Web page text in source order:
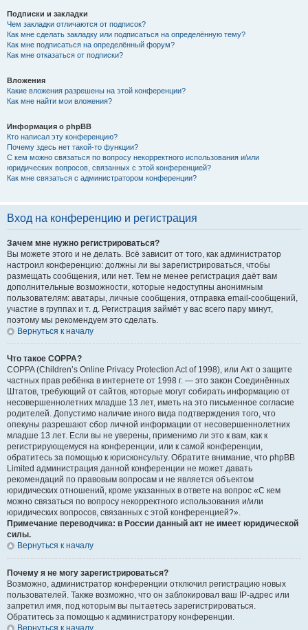
Подписки и закладки
Чем закладки отличаются от подписок?
Как мне сделать закладку или подписаться на определённую тему?
Как мне подписаться на определённый форум?
Как мне отказаться от подписки?
Вложения
Какие вложения разрешены на этой конференции?
Как мне найти мои вложения?
Информация о phpBB
Кто написал эту конференцию?
Почему здесь нет такой-то функции?
С кем можно связаться по вопросу некорректного использования и/или
юридических вопросов, связанных с этой конференцией?
Как мне связаться с администратором конференции?
Вход на конференцию и регистрация
Зачем мне нужно регистрироваться?
Вы можете этого и не делать. Всё зависит от того, как администратор
настроил конференцию: должны ли вы зарегистрироваться, чтобы
размещать сообщения, или нет. Тем не менее регистрация даёт вам
дополнительные возможности, которые недоступны анонимным
пользователям: аватары, личные сообщения, отправка email-сообщений,
участие в группах и т. д. Регистрация займёт у вас всего пару минут,
поэтому мы рекомендуем это сделать.
Вернуться к началу
Что такое COPPA?
COPPA (Children’s Online Privacy Protection Act of 1998), или Акт о защите
частных прав ребёнка в интернете от 1998 г. — это закон Соединённых
Штатов, требующий от сайтов, которые могут собирать информацию от
несовершеннолетних младше 13 лет, иметь на это письменное согласие
родителей. Допустимо наличие иного вида подтверждения того, что
опекуны разрешают сбор личной информации от несовершеннолетних
младше 13 лет. Если вы не уверены, применимо ли это к вам, как к
регистрирующемуся на конференции, или к самой конференции,
обратитесь за помощью к юрисконсульту. Обратите внимание, что phpBB
Limited администрация данной конференции не может давать
рекомендаций по правовым вопросам и не является объектом
юридических отношений, кроме указанных в ответе на вопрос «С кем
можно связаться по вопросу некорректного использования и/или
юридических вопросов, связанных с этой конференцией?».
Примечание переводчика: в России данный акт не имеет юридической
силы.
Вернуться к началу
Почему я не могу зарегистрироваться?
Возможно, администратор конференции отключил регистрацию новых
пользователей. Также возможно, что он заблокировал ваш IP-адрес или
запретил имя, под которым вы пытаетесь зарегистрироваться.
Обратитесь за помощью к администратору конференции.
Вернуться к началу